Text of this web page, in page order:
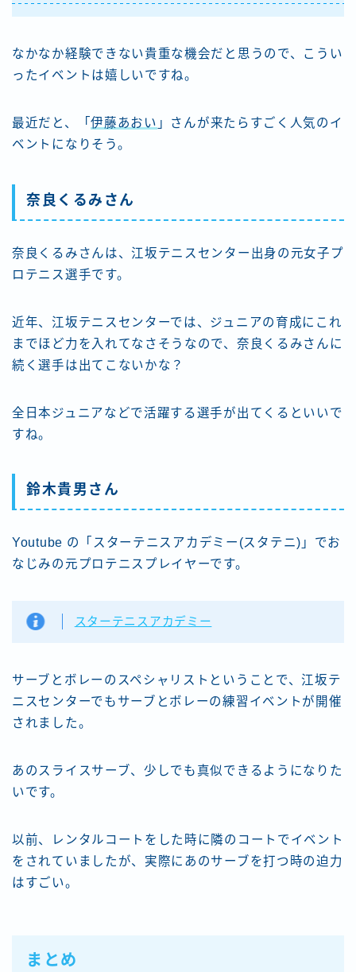
なかなか経験できない貴重な機会だと思うので、こうい
ったイベントは嬉しいですね。
最近だと、「伊藤あおい 」さんが来たらすごく人気のイ
ベントになりそう。
奈良くるみさん
奈良くるみさんは、江坂テニスセンター出身の元女子プ
ロテニス選手です。
近年、江坂テニスセンターでは、ジュニアの育成にこれ
までほど力を入れてなさそうなので、奈良くるみさんに
続く選手は出てこないかな？
全日本ジュニアなどで活躍する選手が出てくるといいで
すね。
鈴木貴男さん
Youtube の「スターテニスアカデミー(スタテニ)」でお
なじみの元プロテニスプレイヤーです。
スターテニスアカデミー
サーブとボレーのスペシャリストということで、江坂テ
ニスセンターでもサーブとボレーの練習イベントが開催
されました。
あのスライスサーブ、少しでも真似できるようになりた
いです。
以前、レンタルコートをした時に隣のコートでイベント
をされていましたが、実際にあのサーブを打つ時の迫力
はすごい。
まとめ